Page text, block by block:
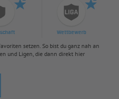
Wettbewerb
setzen. So bist du ganz nah an
und Ligen, die dann direkt hier